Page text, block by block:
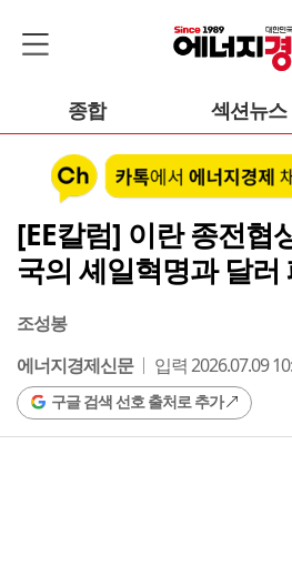
종합 섹션뉴스
[EE칼럼] 이란 종전협
국의 셰일혁명과 달러
조성봉
에너지경제신문
입력 2026.07.09
구글 검색 선호 출처로 추가